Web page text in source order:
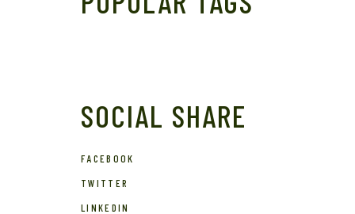
SOCIAL SHARE
FACEBOOK
TWITTER
LINKEDIN